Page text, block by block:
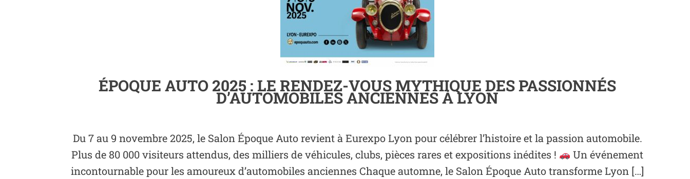
ÉPOQUE AUTO 2025 : LE RENDEZ-VOUS MYTHIQUE DES PASSIONNÉS
D’AUTOMOBILES ANCIENNES À LYON
Du 7 au 9 novembre 2025, le Salon Époque Auto revient à Eurexpo Lyon pour célébrer l’histoire et la passion automobile.
Plus de 80 000 visiteurs attendus, des milliers de véhicules, clubs, pièces rares et expositions inédites !
Un événement
incontournable pour les amoureux d’automobiles anciennes Chaque automne, le Salon Époque Auto transforme Lyon […]